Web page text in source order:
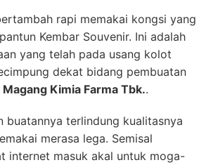
rapi memakai kongsi yang
Kembar Souvenir. Ini adalah
yang telah pada usang kolot
dekat bidang pembuatan
Kimia Farma Tbk..
buatannya terlindung kualitasnya
merasa lega. Semisal
internet masuk akal untuk moga-